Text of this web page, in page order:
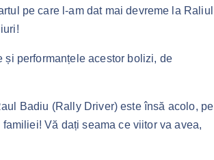
pe care l-am dat mai devreme la Raliul
și performanțele acestor bolizi, de
Badiu (Rally Driver) este însă acolo, pe
Vă dați seama ce viitor va avea,